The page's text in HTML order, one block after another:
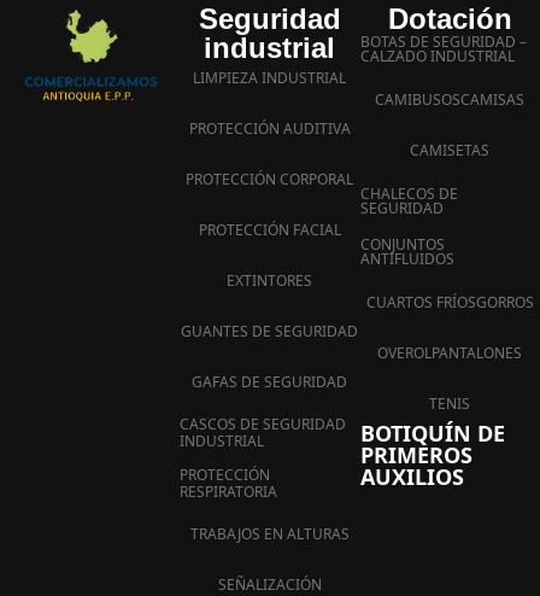
Seguridad
industrial
LIMPIEZA INDUSTRIAL
PROTECCIÓN AUDITIVA
PROTECCIÓN CORPORAL
PROTECCIÓN FACIAL
EXTINTORES
GUANTES DE SEGURIDAD
GAFAS DE SEGURIDAD
CASCOS DE SEGURIDAD
INDUSTRIAL
PROTECCIÓN
RESPIRATORIA
TRABAJOS EN ALTURAS
SEÑALIZACIÓN
Dotación
BOTAS DE SEGURIDAD –
CALZADO INDUSTRIAL
CAMIBUSOSCAMISAS
CAMISETAS
CHALECOS DE
SEGURIDAD
CONJUNTOS
ANTIFLUIDOS
CUARTOS FRÍOSGORROS
OVEROLPANTALONES
TENIS
BOTIQUÍN DE
PRIMEROS
AUXILIOS